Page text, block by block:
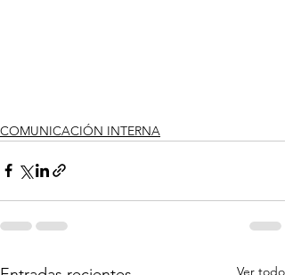
COMUNICACIÓN INTERNA
Ver todo